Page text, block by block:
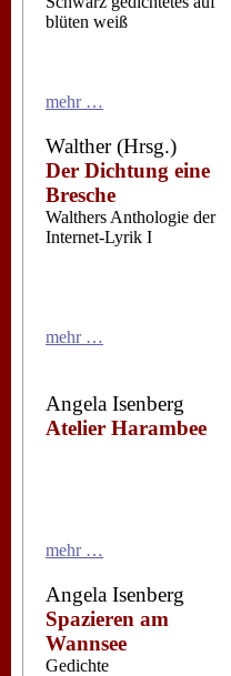
blüten weiß
mehr …
Walther (Hrsg.)
Der Dichtung eine
Bresche
Walthers Anthologie der
Internet-Lyrik I
mehr …
Angela Isenberg
Atelier Harambee
mehr …
Angela Isenberg
Spazieren am
Wannsee
Gedichte